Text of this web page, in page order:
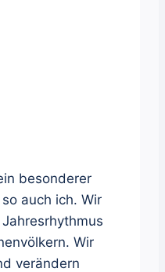
besonderer
auch ich. Wir
Wir
verändern